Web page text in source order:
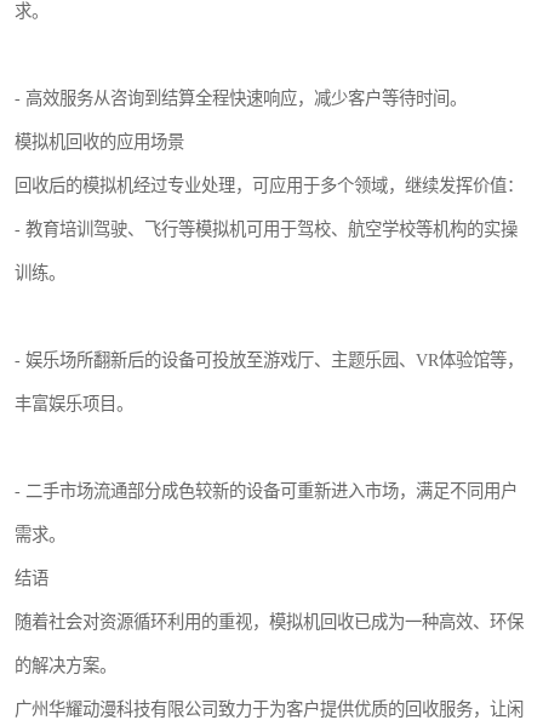
求。
- 高效服务从咨询到结算全程快速响应，减少客户等待时间。
模拟机回收的应用场景
回收后的模拟机经过专业处理，可应用于多个领域，继续发挥价值：
- 教育培训驾驶、飞行等模拟机可用于驾校、航空学校等机构的实操
训练。
- 娱乐场所翻新后的设备可投放至游戏厅、主题乐园、VR体验馆等，
丰富娱乐项目。
- 二手市场流通部分成色较新的设备可重新进入市场，满足不同用户
需求。
结语
随着社会对资源循环利用的重视，模拟机回收已成为一种高效、环保
的解决方案。
广州华耀动漫科技有限公司致力于为客户提供优质的回收服务，让闲